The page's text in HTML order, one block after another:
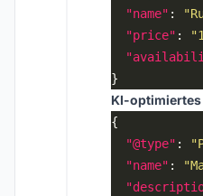
"name" :
"price" :
KI-
"@type" :
"name" :